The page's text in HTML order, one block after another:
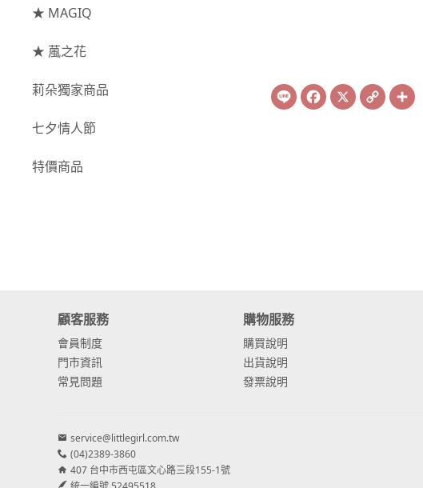
- 其他玫瑰
主花
菊花
-
蘭花⧸大理花
康乃馨
- 日本繡球花
- 重瓣繡球花
- 其他繡球花
- 滿天星⧸木滿天星
- 黑種草⧸東方黑種
★ MAGIQ
★ 葻之花
莉朵獨家商品
七夕情人節
特價商品
Line Facebook
X Copy
Link
顧客服務
會員制度
門市資訊
常見問題
購物服務
購買說明
出貨說明
發票說明
service@littlegirl.com.tw
(04)2389-3860
407 台中市西屯區文心路三段155-1號